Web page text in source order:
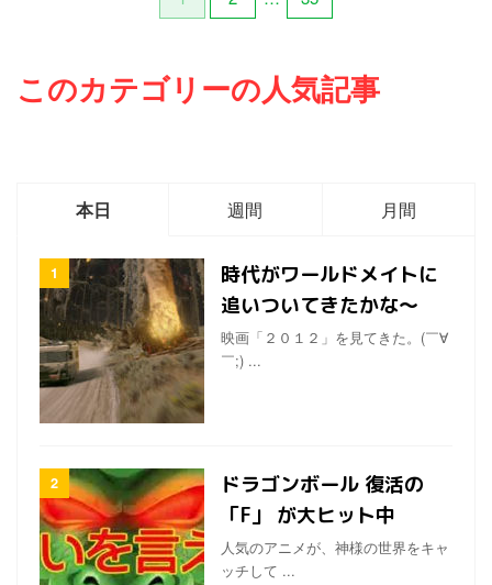
足りなく思えることもある。
も実写映画でも、素晴らしい
ものは、どちらも好きだけど
してしまったら、せっかくの
りする意識も心も何もなくな
た。 怖い気もするけど、考え
てもわからないから、その人
世的に見えているものしか信
じない派だよね。 でも、電波
このカテゴリーの人気記事
本日 週間 月間
時代がワールドメイトに
追いついてきたかな〜
映画「２０１２」を見てきた。(￣∀
￣;) ...
ドラゴンボール 復活の
「F」 が大ヒット中
人気のアニメが、神様の世界をキャ
ッチして ...